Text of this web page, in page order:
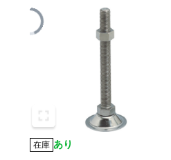
在庫 あり